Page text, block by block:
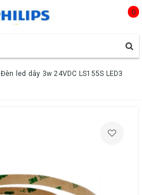
0
Đèn led dây 3w 24VDC LS155S LED3